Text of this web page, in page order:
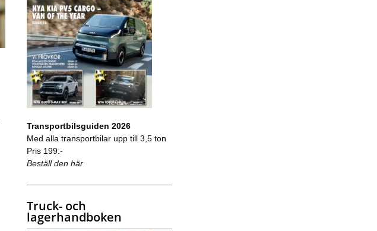
Transportbilsguiden 2026
Med alla transportbilar upp till 3,5 ton
Pris 199:-
Beställ den här
Truck- och
lagerhandboken